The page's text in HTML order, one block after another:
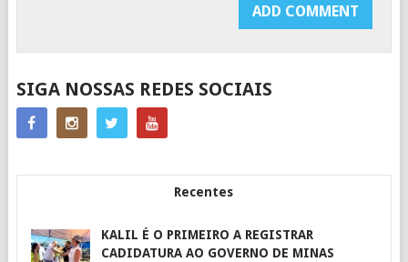
SIGA NOSSAS REDES SOCIAIS
Recentes
KALIL É O PRIMEIRO A REGISTRAR
CADIDATURA AO GOVERNO DE MINAS